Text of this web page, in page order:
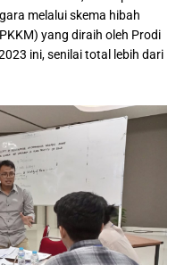
melalui skema hibah
yang diraih oleh Prodi
ini, senilai total lebih dari